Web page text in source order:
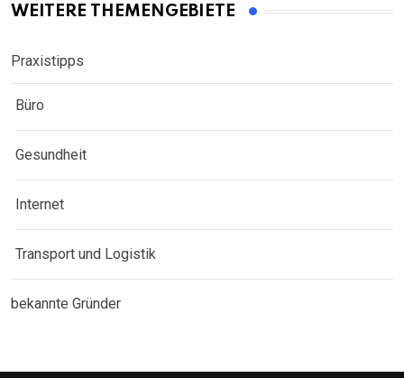
WEITERE THEMENGEBIETE
Praxistipps
Büro
Gesundheit
Internet
Transport und Logistik
bekannte Gründer